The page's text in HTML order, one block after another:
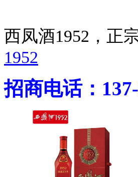
西凤酒1952，正
1952
招商电话：